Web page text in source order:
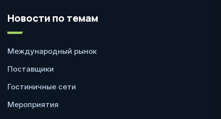
Новости по темам
Международный рынок
Поставщики
Гостиничные сети
Мероприятия